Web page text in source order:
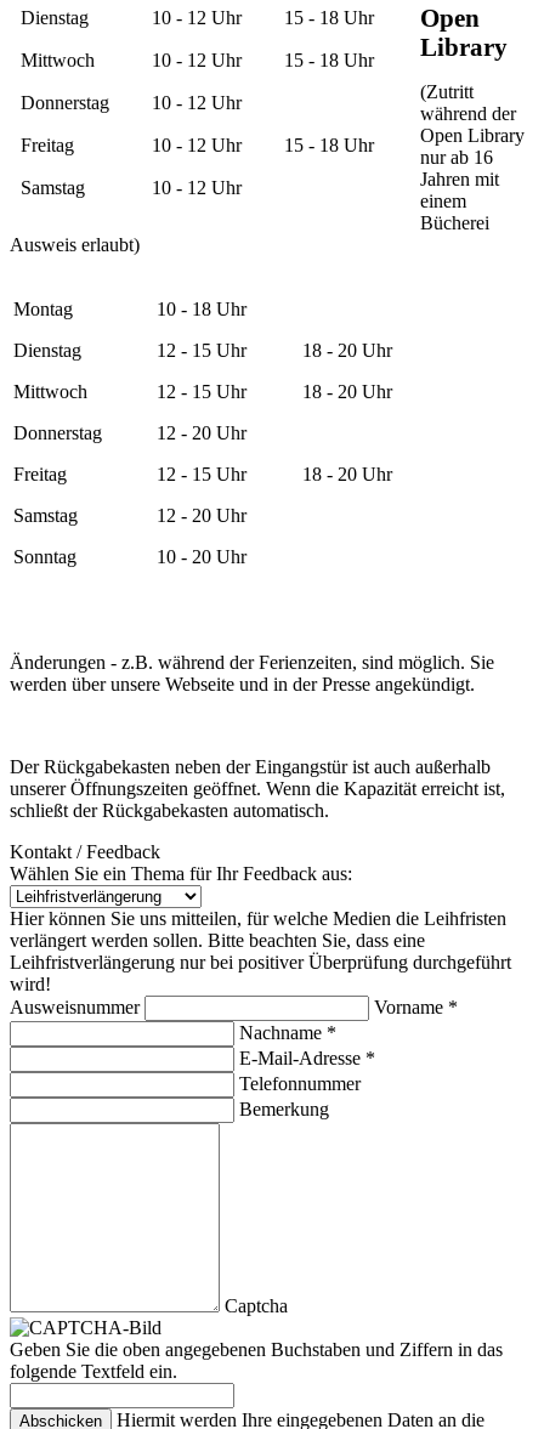
Dienstag 10 - 12 Uhr 15 - 18 Uhr
Mittwoch 10 - 12 Uhr 15 - 18 Uhr
Donnerstag 10 - 12 Uhr
Freitag 10 - 12 Uhr 15 - 18 Uhr
Samstag 10 - 12 Uhr
Open
Library
(Zutritt
während der
Open Library
nur ab 16
Jahren mit
einem
Bücherei
Ausweis erlaubt)
Montag
Dienstag
Mittwoch
Donnerstag
Freitag
Samstag
Sonntag
10 - 18 Uhr
12 - 15 Uhr
12 - 15 Uhr
12 - 20 Uhr
12 - 15 Uhr
12 - 20 Uhr
10 - 20 Uhr
18 - 20 Uhr
18 - 20 Uhr
18 - 20 Uhr
Änderungen - z.B. während der Ferienzeiten, sind möglich. Sie
werden über unsere Webseite und in der Presse angekündigt.
Der Rückgabekasten neben der Eingangstür ist auch außerhalb
unserer Öffnungszeiten geöffnet. Wenn die Kapazität erreicht ist,
schließt der Rückgabekasten automatisch.
Kontakt / Feedback
Wählen Sie ein Thema für Ihr Feedback aus:
Hier können Sie uns mitteilen, für welche Medien die Leihfristen
verlängert werden sollen. Bitte beachten Sie, dass eine
Leihfristverlängerung nur bei positiver Überprüfung durchgeführt
wird!
Ausweisnummer
Vorname *
Nachname *
E-Mail-Adresse *
Telefonnummer
Bemerkung
Captcha
Geben Sie die oben angegebenen Buchstaben und Ziffern in das
folgende Textfeld ein.
Hiermit werden Ihre eingegebenen Daten an die